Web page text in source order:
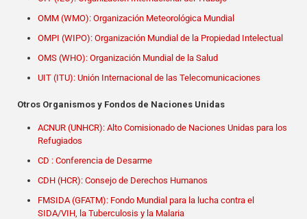
OMM (WMO): Organización Meteorológica Mundial
OMPI (WIPO): Organización Mundial de la Propiedad Intelectual
OMS (WHO): Organización Mundial de la Salud
UIT (ITU): Unión Internacional de las Telecomunicaciones
Otros Organismos y Fondos de Naciones Unidas
ACNUR (UNHCR): Alto Comisionado de Naciones Unidas para los
Refugiados
CD : Conferencia de Desarme
CDH (HCR): Consejo de Derechos Humanos
FMSIDA (GFATM): Fondo Mundial para la lucha contra el
SIDA/VIH, la Tuberculosis y la Malaria